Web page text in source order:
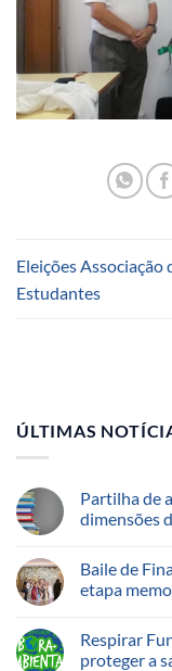
Eleições Associação
Estudantes
ÚLTIMAS
Partilha de
dimensões
Baile de
etapa
Respirar
proteger a